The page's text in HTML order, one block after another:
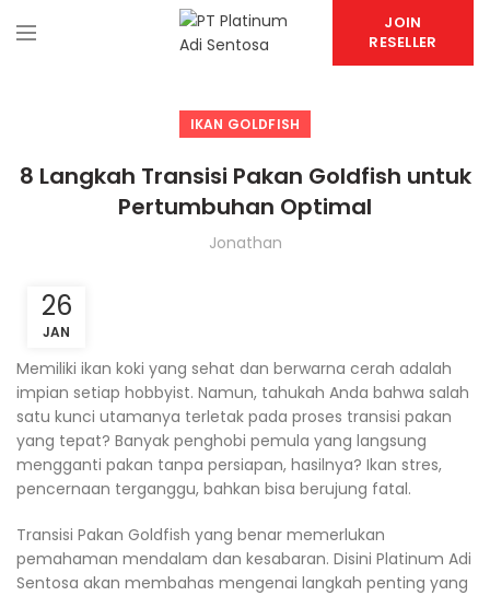
JOIN
RESELLER
IKAN GOLDFISH
8 Langkah Transisi Pakan Goldfish untuk
Pertumbuhan Optimal
Jonathan
26
JAN
Memiliki ikan koki yang sehat dan berwarna cerah adalah
impian setiap hobbyist. Namun, tahukah Anda bahwa salah
satu kunci utamanya terletak pada proses transisi pakan
yang tepat? Banyak penghobi pemula yang langsung
mengganti pakan tanpa persiapan, hasilnya? Ikan stres,
pencernaan terganggu, bahkan bisa berujung fatal.
Transisi Pakan Goldfish yang benar memerlukan
pemahaman mendalam dan kesabaran. Disini Platinum Adi
Sentosa akan membahas mengenai langkah penting yang